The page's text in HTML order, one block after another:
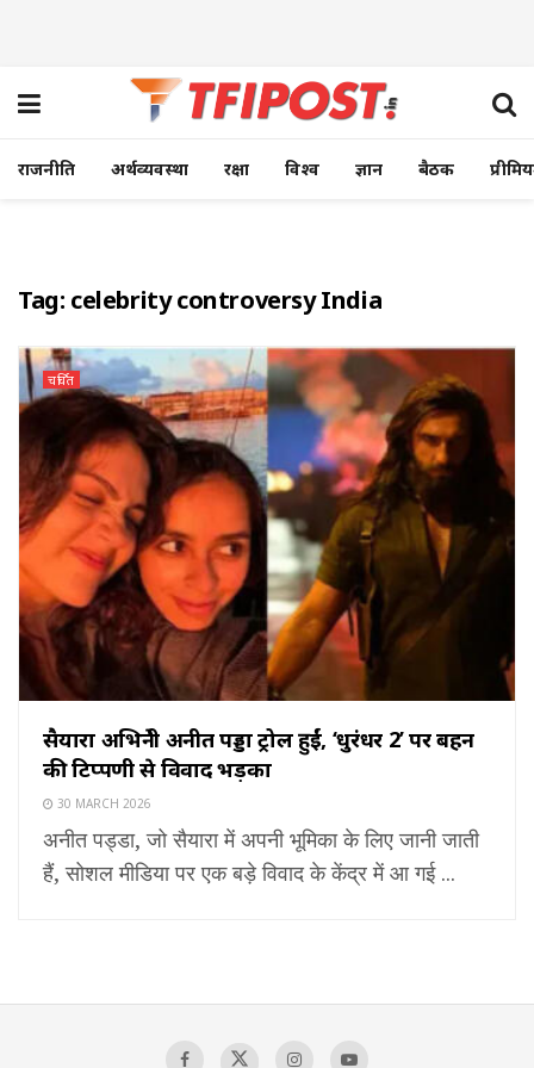
राजनीति अर्थव्यवस्था रक्षा विश्व ज्ञान बैठक
Tag: celebrity controversy India
चर्चित
सैयारा अभिनेत्री अनीत पड्डा ट्रोल हुईं, ‘धुरंधर 2’ पर बहन
की टिप्पणी से विवाद भड़का
30 MARCH 2026
अनीत पड्डा, जो सैयारा में अपनी भूमिका के लिए जानी जाती
हैं, सोशल मीडिया पर एक बड़े विवाद के केंद्र में आ गई ...